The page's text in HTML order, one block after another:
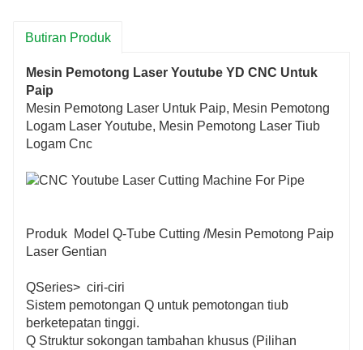
Butiran Produk
Mesin Pemotong Laser Youtube YD CNC Untuk
Paip
Mesin Pemotong Laser Untuk Paip, Mesin Pemotong
Logam Laser Youtube, Mesin Pemotong Laser Tiub
Logam Cnc
Produk Model Q-Tube Cutting /Mesin Pemotong Paip
Laser Gentian
QSeries> ciri-ciri
Sistem pemotongan Q untuk pemotongan tiub
berketepatan tinggi.
Q Struktur sokongan tambahan khusus (Pilihan